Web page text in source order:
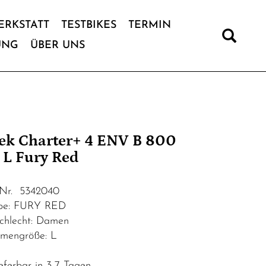
TESTBIKES
TERMIN
ÜBER UNS
Charter+ 4 ENV B 800
L Fury Red
5342040
FURY RED
Damen
L